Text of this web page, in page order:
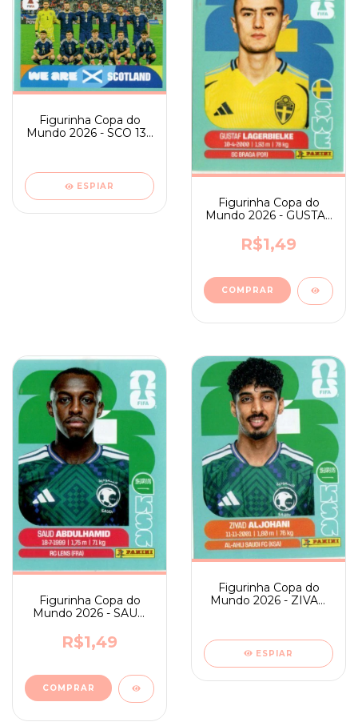
Figurinha Copa do
Mundo 2026 - SCO 13 -
ESPIAR
Figurinha Copa do
Mundo 2026 - GUSTAF
7
R$1,49
Figurinha Copa do
Mundo 2026 - SAUD
4
R$1,49
Figurinha Copa do
Mundo 2026 - ZIVAD
ESPIAR